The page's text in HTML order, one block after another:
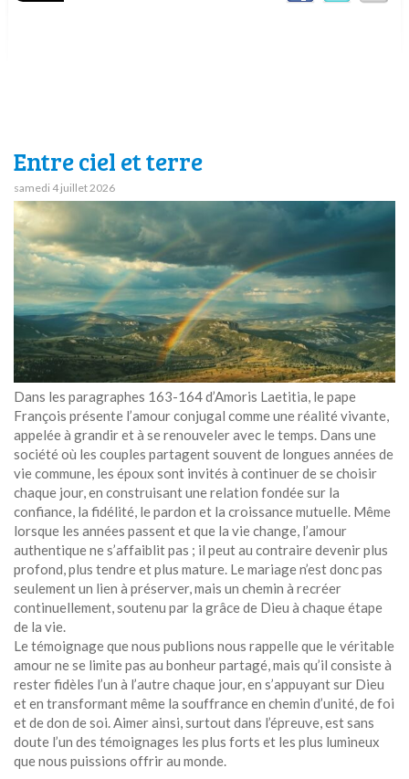
Entre ciel et terre
samedi 4 juillet 2026
Dans les paragraphes 163-164 d’Amoris Laetitia, le pape
François présente l’amour conjugal comme une réalité vivante,
appelée à grandir et à se renouveler avec le temps. Dans une
société où les couples partagent souvent de longues années de
vie commune, les époux sont invités à continuer de se choisir
chaque jour, en construisant une relation fondée sur la
confiance, la fidélité, le pardon et la croissance mutuelle. Même
lorsque les années passent et que la vie change, l’amour
authentique ne s’affaiblit pas ; il peut au contraire devenir plus
profond, plus tendre et plus mature. Le mariage n’est donc pas
seulement un lien à préserver, mais un chemin à recréer
continuellement, soutenu par la grâce de Dieu à chaque étape
de la vie.
Le témoignage que nous publions nous rappelle que le véritable
amour ne se limite pas au bonheur partagé, mais qu’il consiste à
rester fidèles l’un à l’autre chaque jour, en s’appuyant sur Dieu
et en transformant même la souffrance en chemin d’unité, de foi
et de don de soi. Aimer ainsi, surtout dans l’épreuve, est sans
doute l’un des témoignages les plus forts et les plus lumineux
que nous puissions offrir au monde.